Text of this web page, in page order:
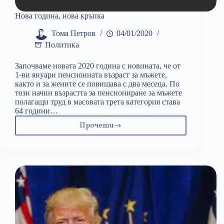
Нова година, нова кръпка
Тома Петров
04/01/2020
Политика
Започваме новата 2020 година с новината, че от
1-ви януари пенсионната възраст за мъжете,
както и за жените се повишава с два месеца. По
този начин възрастта за пенсиониране за мъжете
полагащи труд в масовата трета категория става
64 години…
Прочети
Нова